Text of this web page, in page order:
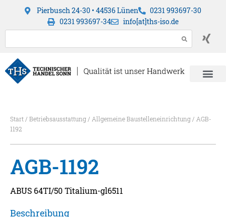
Pierbusch 24-30 • 44536 Lünen
0231 993697-30
0231 993697-34
info[at]ths-iso.de
Start/ Betriebsausstattung/ Allgemeine Baustelleneinrichtung/ AGB-
1192
AGB-1192
ABUS 64TI/50 Titalium-gl6511
Beschreibung